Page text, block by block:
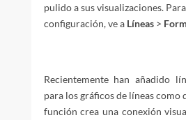
pulido a sus visualizaciones.
configuración, ve a Líneas>
Recientemente han añadido
para los gráficos de líneas como
función crea una conexión